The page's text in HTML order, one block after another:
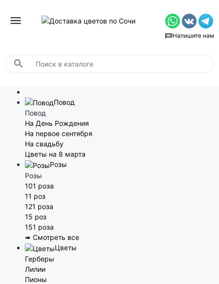
Напишите нам
Повод
Повод
На День Рождения
На первое сентября
На свадьбу
Цветы на 8 марта
Розы
Розы
101 роза
11 роз
121 роза
15 роз
151 роза
➠ Смотреть все
Цветы
Герберы
Лилии
Пионы